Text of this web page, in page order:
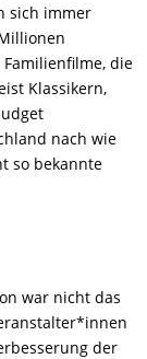
sich immer
die
Klassikern,
nach wie
so bekannte
war nicht das
der